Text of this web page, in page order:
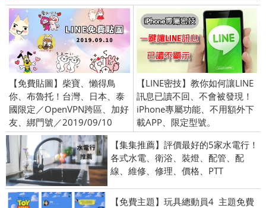
【免費貼圖】柴寶、懶得鳥
你、布魯托！台灣、日本、泰
國限定／OpenVPN跨區、加好
友、綁門號／2019/09/10
【LINE密技】教你如何讓LINE
訊息已讀不回、不會被發現！
iPhone專屬功能、不用額外下
載APP、限定型號。
【集集推薦】評價最好的5家水電行！
各式水電、衛浴、裝燈、配管、配
線、維修、修理、價格、PTT
【免費主題】玩具總動員4 主題免費